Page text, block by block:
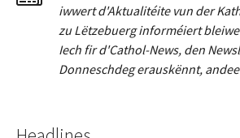
iwwert d'Aktualitéite vun der
zu Lëtzebuerg informéiert
Iech fir d'Cathol-News, den
Donneschdeg erauskënnt,